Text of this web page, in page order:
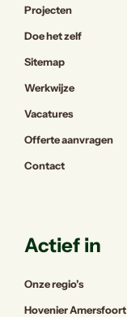
Projecten
Doe het zelf
Sitemap
Werkwijze
Vacatures
Offerte aanvragen
Contact
Actief in
Onze regio’s
Hovenier Amersfoort